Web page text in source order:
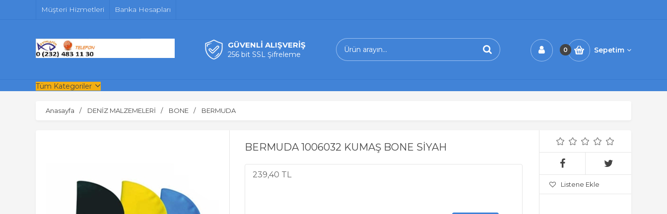
Müşteri Hizmetleri Banka Hesapları
GÜVENLİ ALIŞVERİŞ
256 bit SSL Şifreleme
0 Sepetim
Tüm Kategoriler
Anasayfa DENİZ MALZEMELERİ BONE BERMUDA
BERMUDA 1006032 KUMAŞ BONE SİYAH
239,40 TL
Listene Ekle